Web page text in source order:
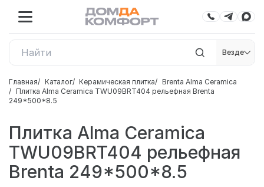
Везде
Главная Каталог Керамическая плитка
Brenta Alma Ceramica
Плитка Alma Ceramica TWU09BRT404 рельефная Brenta
249*500*8.5
Плитка Alma Ceramica
TWU09BRT404 рельефная
Brenta 249*500*8.5